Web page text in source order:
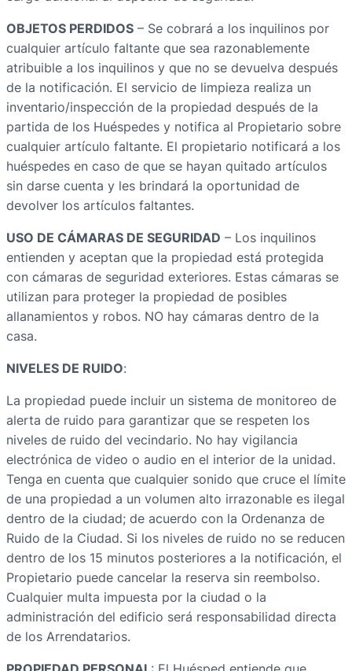
OBJETOS PERDIDOS – Se cobrará a los inquilinos por
cualquier artículo faltante que sea razonablemente
atribuible a los inquilinos y que no se devuelva después
de la notificación. El servicio de limpieza realiza un
inventario/inspección de la propiedad después de la
partida de los Huéspedes y notifica al Propietario sobre
cualquier artículo faltante. El propietario notificará a los
huéspedes en caso de que se hayan quitado artículos
sin darse cuenta y les brindará la oportunidad de
devolver los artículos faltantes.
USO DE CÁMARAS DE SEGURIDAD – Los inquilinos
entienden y aceptan que la propiedad está protegida
con cámaras de seguridad exteriores. Estas cámaras se
utilizan para proteger la propiedad de posibles
allanamientos y robos. NO hay cámaras dentro de la
casa.
NIVELES DE RUIDO:
La propiedad puede incluir un sistema de monitoreo de
alerta de ruido para garantizar que se respeten los
niveles de ruido del vecindario. No hay vigilancia
electrónica de video o audio en el interior de la unidad.
Tenga en cuenta que cualquier sonido que cruce el límite
de una propiedad a un volumen alto irrazonable es ilegal
dentro de la ciudad; de acuerdo con la Ordenanza de
Ruido de la Ciudad. Si los niveles de ruido no se reducen
dentro de los 15 minutos posteriores a la notificación, el
Propietario puede cancelar la reserva sin reembolso.
Cualquier multa impuesta por la ciudad o la
administración del edificio será responsabilidad directa
de los Arrendatarios.